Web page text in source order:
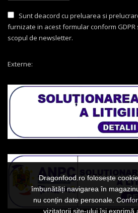
Sunt deacord cu preluarea si
furnizate in acest formular conform
scopul de newsletter.
Externe:
Dragonfood.ro folosește
îmbunătăți navigarea în
nu conțin date personale.
vizitatorii site-ului își exprimă